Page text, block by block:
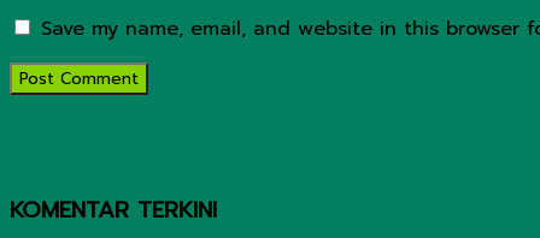
Save my name, email, and website in this
KOMENTAR TERKINI